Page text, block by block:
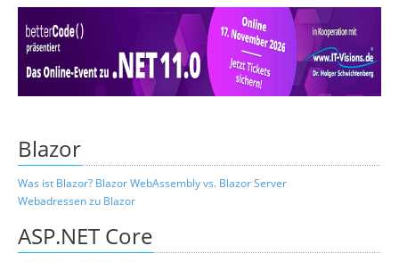
Über uns
Suche
Blazor
Was ist Blazor? Blazor WebAssembly vs. Blazor Server
Webadressen zu Blazor
ASP.NET Core